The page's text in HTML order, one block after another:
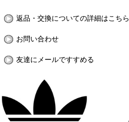
返品・交換についての詳細はこちら
お問い合わせ
友達にメールですすめる